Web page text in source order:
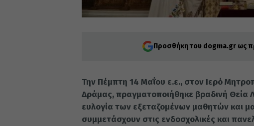
Προσθήκη του dogma.gr ως
Την Πέμπτη 14 Μαΐου ε.ε., στον Ιερό
Δράμας, πραγματοποιήθηκε βραδινή Θεία
ευλογία των εξεταζομένων μαθητών και
συμμετάσχουν στις ενδοσχολικές και